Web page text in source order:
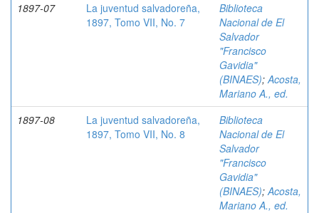
1897-07
La juventud salvadoreña,
1897, Tomo VII, No. 7
Biblioteca
Nacional de El
Salvador
"Francisco
Gavidia"
(BINAES);Acosta,
Mariano A., ed.
1897-08
La juventud salvadoreña,
1897, Tomo VII, No. 8
Biblioteca
Nacional de El
Salvador
"Francisco
Gavidia"
(BINAES);Acosta,
Mariano A., ed.